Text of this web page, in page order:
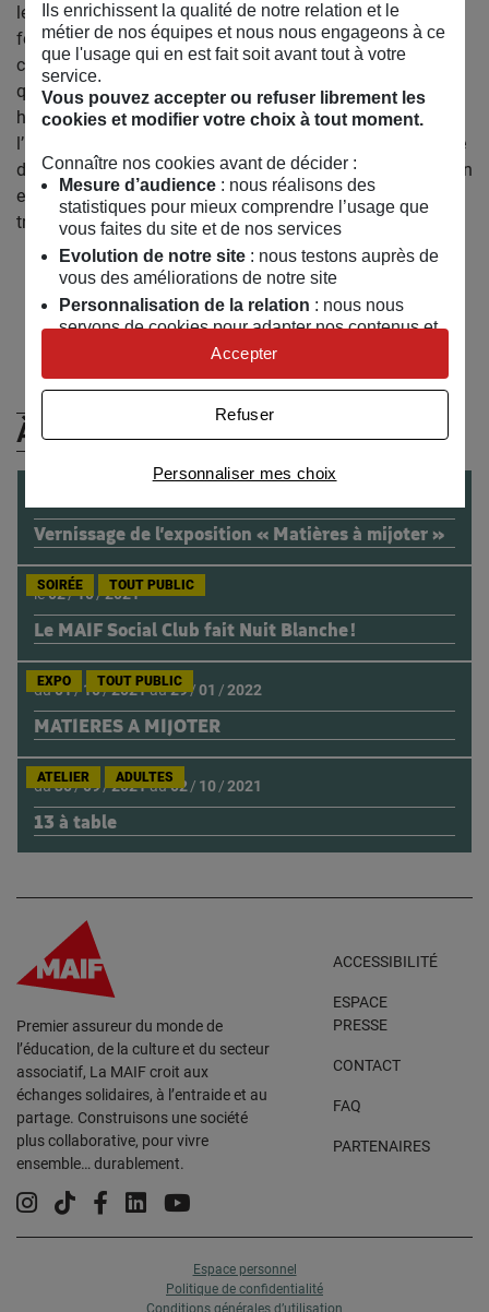
les artefacts qui hantent nos vies, en désamorçant leur
fonction première et vitale, comme pour en lire les vérités
cachées, l’artiste s’engage dans une recherche formelle qui
questionne l’objet comme rapport social, comme rapport
humain. Qu’elle se penche sur la question du mariage, de
l’héritage, du soin ou de la disparition, Ymane Fakhir révèle
des motifs dont la portée symbolique affleure. Ils portent en
eux toute la puissance du don, toute la fragilité de la
transmission.
À (Re)Découvrir
Vernissage de l’exposition « Matières à mijoter »
Le MAIF Social Club fait Nuit Blanche !
le02/10/2021
SOIRÉE TOUT PUBLIC
MATIERES A MIJOTER
du01/10/2021au29/01 /2022
EXPO TOUT PUBLIC
13 à table
du30/09/2021au02/ 10/2021
ATELIER ADULTES
Premier assureur du monde de
l’éducation, de la culture et du secteur
associatif, La MAIF croit aux
échanges solidaires, à l’entraide et au
partage. Construisons une société
plus collaborative, pour vivre
ensemble… durablement.
ACCESSIBILITÉ
ESPACE
PRESSE
CONTACT
FAQ
PARTENAIRES
Instagram
TiktokFacebook
LinkedinYouTube
Espace personnel
Politique de confidentialité
Conditions générales d’utilisation
Ils enrichissent la qualité de notre relation et le
métier de nos équipes et nous nous engageons à ce
que l'usage qui en est fait soit avant tout à votre
service.
Vous pouvez accepter ou refuser librement les
cookies et modifier votre choix à tout moment.
Connaître nos cookies avant de décider :
Mesure d’audience: nous réalisons des
statistiques pour mieux comprendre l’usage que
vous faites du site et de nos services
Evolution de notre site: nous testons auprès de
vous des améliorations de notre site
Personnalisation de la relation : nous nous
servons de cookies pour adapter nos contenus et
personnaliser nos offres
Univers publicitaire: nous utilisons avec nos
publicités personnalisées
Personnaliser mes choix
Refuser
Accepter